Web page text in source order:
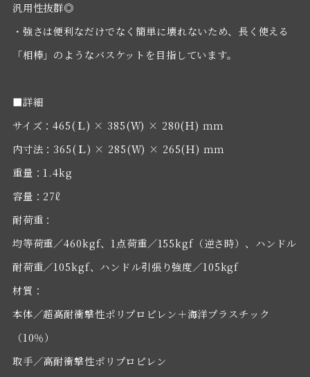
汎用性抜群◎
・強さは便利なだけでなく簡単に壊れないため、長く使える
「相棒」のようなバスケットを目指しています。
■詳細
サイズ：465(Ｌ) × 385(Ｗ) × 280(Ｈ) ｍｍ
内寸法：365(Ｌ) × 285(Ｗ) × 265(Ｈ) ｍｍ
重量：1.4kg
容量：27ℓ
耐荷重：
均等荷重／460kgf、1点荷重／155kgf（逆さ時）、ハンドル
耐荷重／105kgf、ハンドル引張り強度／105kgf
材質：
本体／超高耐衝撃性ポリプロピレン＋海洋プラスチック
（10％）
取手／高耐衝撃性ポリプロピレン